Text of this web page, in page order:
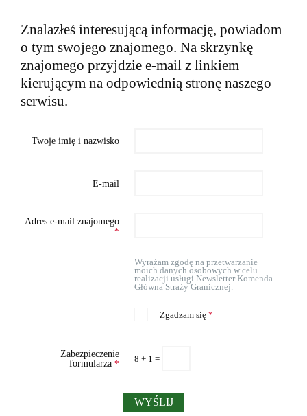
Znalazłeś interesującą informację, powiadom
o tym swojego znajomego. Na skrzynkę
znajomego przyjdzie e-mail z linkiem
kierującym na odpowiednią stronę naszego
serwisu.
Twoje imię i nazwisko
E-mail
Adres e-mail znajomego
*
Wyrażam zgodę na przetwarzanie
moich danych osobowych w celu
realizacji usługi Newsletter Komenda
Główna Straży Granicznej.
Zgadzam się*
Zabezpieczenie
formularza* 8 + 1 =